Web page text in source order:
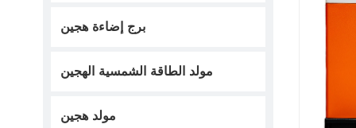
برج إضاءة هجين
مولد الطاقة الشمسية الهجين
مولد هجين